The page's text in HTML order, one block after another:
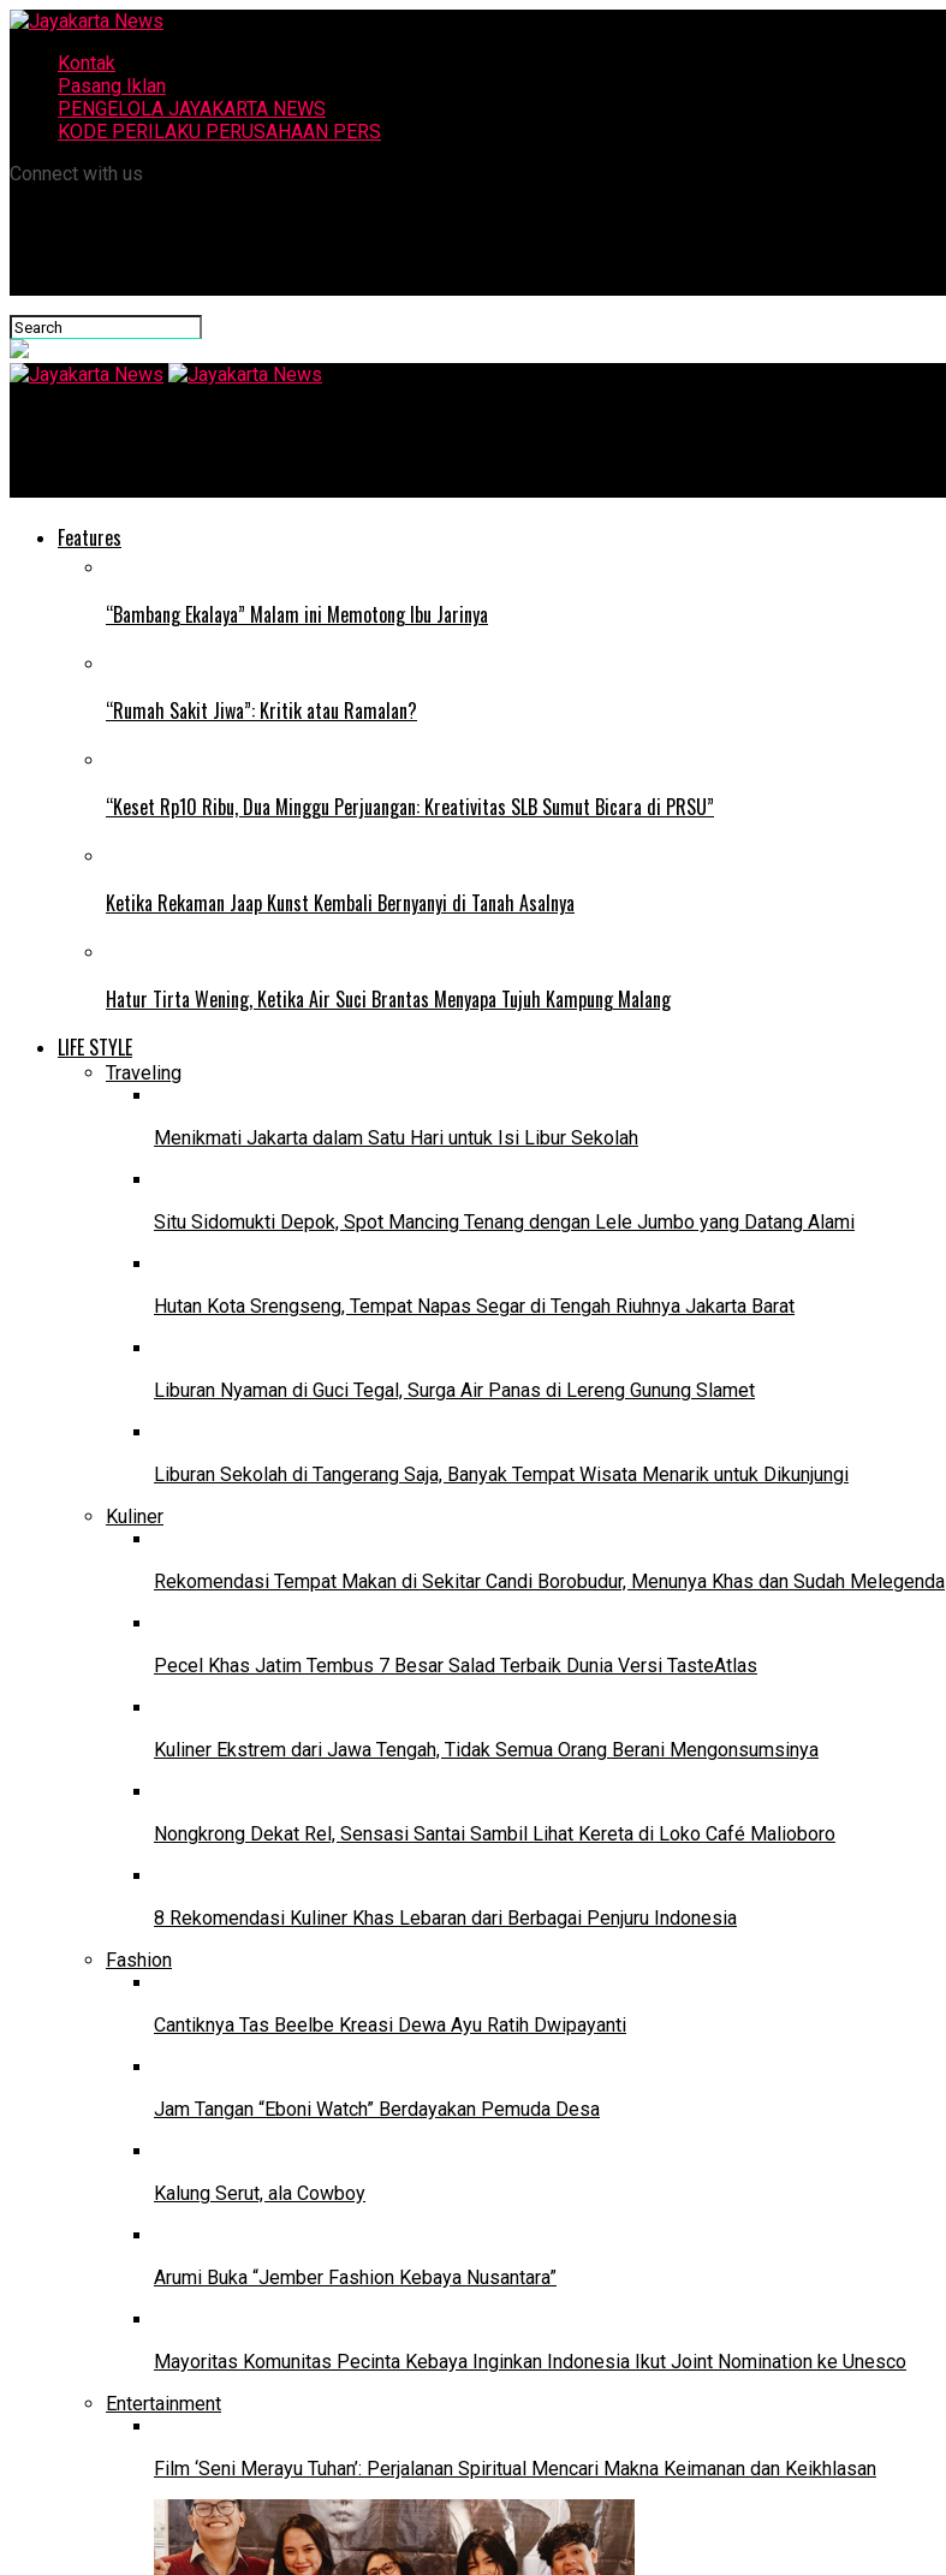
Kontak
Pasang Iklan
PENGELOLA JAYAKARTA NEWS
KODE PERILAKU PERUSAHAAN PERS
Connect with us
Features
“Bambang Ekalaya” Malam ini Memotong Ibu Jarinya
“Rumah Sakit Jiwa”: Kritik atau Ramalan?
“Keset Rp10 Ribu, Dua Minggu Perjuangan: Kreativitas SLB Sumut Bicara di PRSU”
Ketika Rekaman Jaap Kunst Kembali Bernyanyi di Tanah Asalnya
Hatur Tirta Wening, Ketika Air Suci Brantas Menyapa Tujuh Kampung Malang
LIFE STYLE
Traveling
Menikmati Jakarta dalam Satu Hari untuk Isi Libur Sekolah
Situ Sidomukti Depok, Spot Mancing Tenang dengan Lele Jumbo yang Datang Alami
Hutan Kota Srengseng, Tempat Napas Segar di Tengah Riuhnya Jakarta Barat
Liburan Nyaman di Guci Tegal, Surga Air Panas di Lereng Gunung Slamet
Liburan Sekolah di Tangerang Saja, Banyak Tempat Wisata Menarik untuk Dikunjungi
Kuliner
Rekomendasi Tempat Makan di Sekitar Candi Borobudur, Menunya Khas dan Sudah Melegenda
Pecel Khas Jatim Tembus 7 Besar Salad Terbaik Dunia Versi TasteAtlas
Kuliner Ekstrem dari Jawa Tengah, Tidak Semua Orang Berani Mengonsumsinya
Nongkrong Dekat Rel, Sensasi Santai Sambil Lihat Kereta di Loko Café Malioboro
8 Rekomendasi Kuliner Khas Lebaran dari Berbagai Penjuru Indonesia
Fashion
Cantiknya Tas Beelbe Kreasi Dewa Ayu Ratih Dwipayanti
Jam Tangan “Eboni Watch” Berdayakan Pemuda Desa
Kalung Serut, ala Cowboy
Arumi Buka “Jember Fashion Kebaya Nusantara”
Mayoritas Komunitas Pecinta Kebaya Inginkan Indonesia Ikut Joint Nomination ke Unesco
Entertainment
Film ‘Seni Merayu Tuhan’: Perjalanan Spiritual Mencari Makna Keimanan dan Keikhlasan